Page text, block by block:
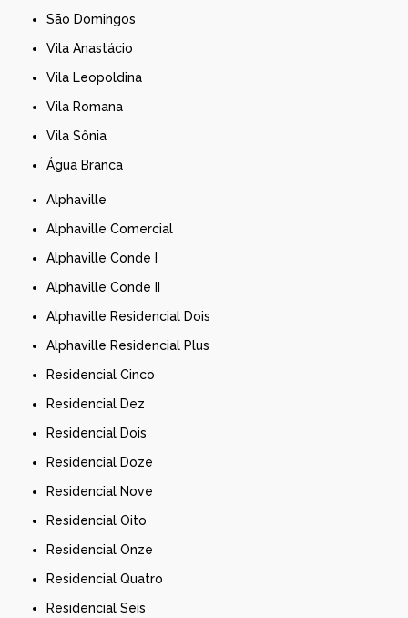
São Domingos
Vila Anastácio
Vila Leopoldina
Vila Romana
Vila Sônia
Água Branca
Alphaville
Alphaville Comercial
Alphaville Conde I
Alphaville Conde II
Alphaville Residencial Dois
Alphaville Residencial Plus
Residencial Cinco
Residencial Dez
Residencial Dois
Residencial Doze
Residencial Nove
Residencial Oito
Residencial Onze
Residencial Quatro
Residencial Seis